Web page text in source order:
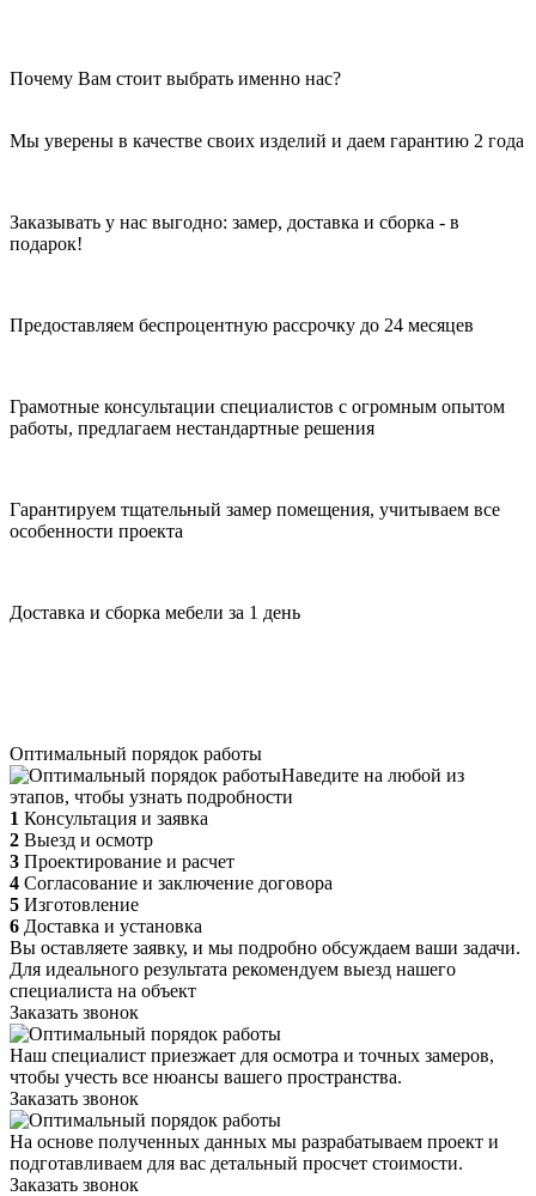
Почему Вам стоит выбрать именно нас?
Мы уверены в качестве своих изделий и даем гарантию 2 года
Заказывать у нас выгодно: замер, доставка и сборка - в
подарок!
Предоставляем беспроцентную рассрочку до 24 месяцев
Грамотные консультации специалистов с огромным опытом
работы, предлагаем нестандартные решения
Гарантируем тщательный замер помещения, учитываем все
особенности проекта
Доставка и сборка мебели за 1 день
Оптимальный порядок работы
Наведите на любой из
этапов, чтобы узнать подробности
1 Консультация и заявка
2 Выезд и осмотр
3 Проектирование и расчет
4 Согласование и заключение договора
5 Изготовление
6 Доставка и установка
Вы оставляете заявку, и мы подробно обсуждаем ваши задачи.
Для идеального результата рекомендуем выезд нашего
специалиста на объект
Заказать звонок
Наш специалист приезжает для осмотра и точных замеров,
чтобы учесть все нюансы вашего пространства.
Заказать звонок
На основе полученных данных мы разрабатываем проект и
подготавливаем для вас детальный просчет стоимости.
Заказать звонок